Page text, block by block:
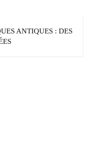
ANTIQUES : DES